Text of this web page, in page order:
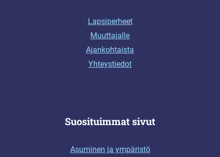
Lapsiperheet
Muuttajalle
Ajankohtaista
Yhteystiedot
Suosituimmat sivut
Asuminen ja ympäristö